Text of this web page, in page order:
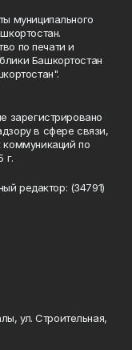
муниципального
по печати и
Башкортостан
зарегистрировано
в сфере связи,
по
г.
редактор: (34791)
ул. Строительная,